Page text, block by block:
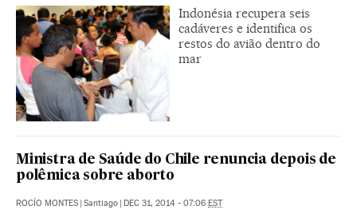
Indonésia recupera seis
cadáveres e identifica os
restos do avião dentro do
mar
Ministra de Saúde do Chile renuncia depois de
polêmica sobre aborto
ROCÍO MONTES | Santiago | DEC 31, 2014 - 07:06 EST